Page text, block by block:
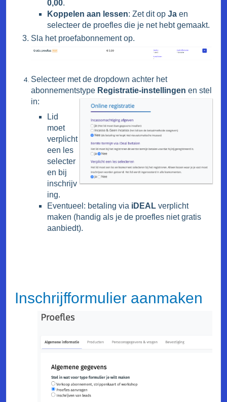
0,00.
Koppelen aan lessen: Zet dit op Ja en
selecteer de proefles die je net hebt gemaakt.
Sla het proefabonnement op.
Selecteer met de dropdown achter het
abonnementstype Registratie-instellingen en stel
in:
Lid
moet
verplicht
een les
selecter
en bij
inschrijv
ing.
Eventueel: betaling via iDEAL verplicht
maken (handig als je de proefles niet gratis
aanbiedt).
Inschrijfformulier aanmaken